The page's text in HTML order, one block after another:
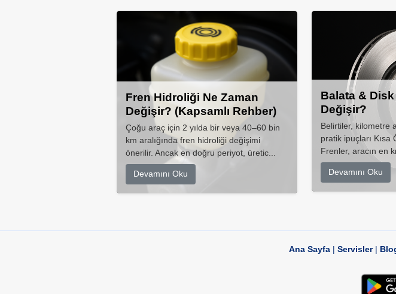
Fren Hidroliği Ne Zaman
Değişir? (Kapsamlı Rehber)
Çoğu araç için 2 yılda bir veya 40–60 bin
km aralığında fren hidroliği değişimi
önerilir. Ancak en doğru periyot, üretic...
Devamını Oku
Balata &
Değişir?
Belirtiler, kilometre
pratik ipuçları
Frenler, aracın en
Devamını Oku
Ana Sayfa| Servisler|